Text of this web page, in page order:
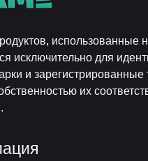
использованные
исключительно для
и зарегистрированные
их